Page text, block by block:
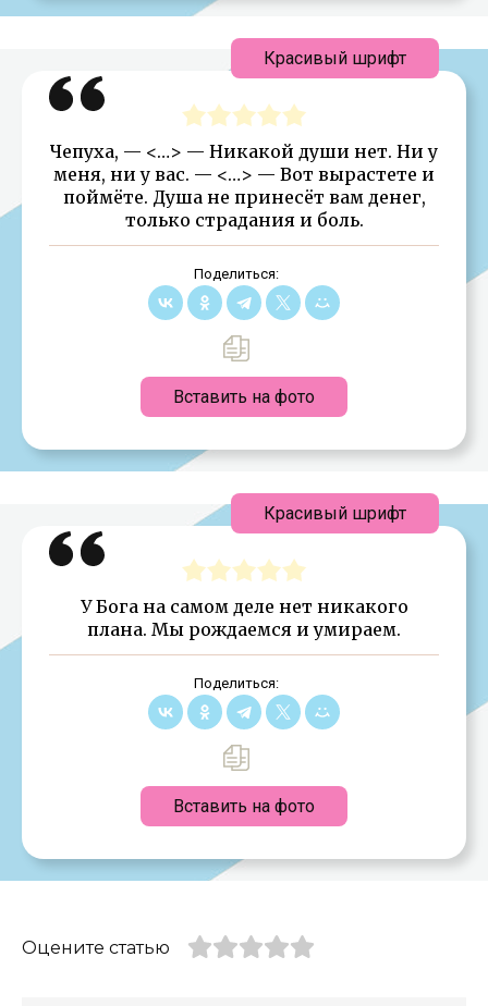
Чепуха, — <…> — Никакой души нет. Ни у
меня, ни у вас. — <…> — Вот вырастете и
поймёте. Душа не принесёт вам денег,
только страдания и боль.
Поделиться:
Вставить на фото
Красивый шрифт
У Бога на самом деле нет никакого
плана. Мы рождаемся и умираем.
Поделиться:
Вставить на фото
Красивый шрифт
Оцените статью